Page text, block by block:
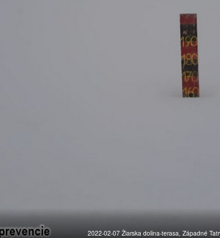
2022-02-07 Žiarska dolina-terasa, Západné